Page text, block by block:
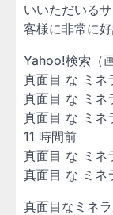
いいただいる
客様に非常に
Yahoo!検索（画
真面目 な ミネ
真面目 な ミネ
真面目 な ミネ
11 時間前
真面目 な ミネ
真面目 な ミネ
真面目なミネ